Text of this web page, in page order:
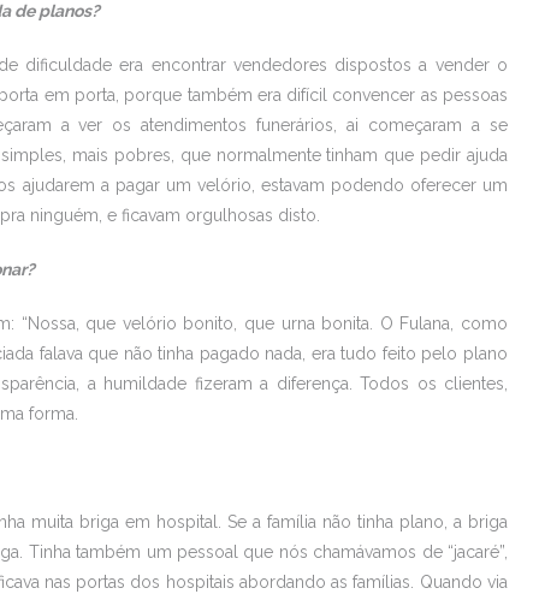
de planos?
dificuldade era encontrar vendedores dispostos a vender o
em porta, porque também era difícil convencer as pessoas
a ver os atendimentos funerários, ai começaram a se
mais pobres, que normalmente tinham que pedir ajuda
ajudarem a pagar um velório, estavam podendo oferecer um
ninguém, e ficavam orgulhosas disto.
“Nossa, que velório bonito, que urna bonita. O Fulana, como
falava que não tinha pagado nada, era tudo feito pelo plano
a humildade fizeram a diferença. Todos os clientes,
forma.
muita briga em hospital. Se a família não tinha plano, a briga
Tinha também um pessoal que nós chamávamos de “jacaré”,
nas portas dos hospitais abordando as famílias. Quando via